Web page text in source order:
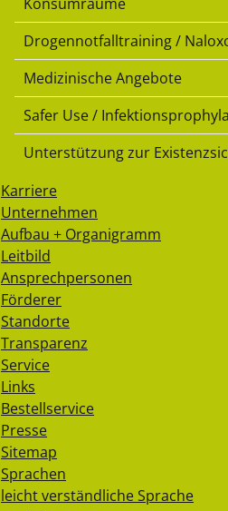
Drogennotfalltraining /
Medizinische Angebote
Safer Use /
Unterstützung zur
Karriere
Unternehmen
Aufbau + Organigramm
Leitbild
Ansprechpersonen
Förderer
Standorte
Transparenz
Service
Links
Bestellservice
Presse
Sitemap
Sprachen
leicht verständliche Sprache